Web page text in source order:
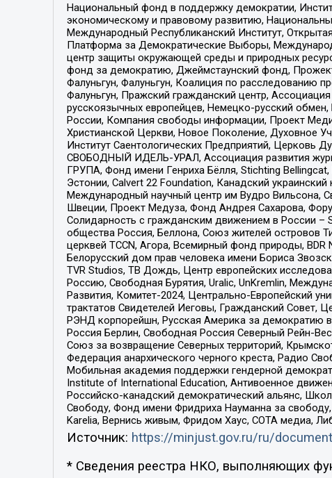
Национальный фонд в поддержку демократии,
экономическому и правовому развитию,
Международный Республиканский Институт,
Платформа за Демократические Выборы,
центр защиты окружающей среды и природных
фонд за демократию, Джеймстаунский фонд,
Фалуньгун, Фалуньгун, Коалиция по расследованию
Фалуньгун, Пражский гражданский центр,
русскоязычных европейцев, Немецко-русский
России, Компания свободы информации, Проект
Христианской Церкви, Новое Поколение, Духовное
Институт Саентологических Предприятий, Церковь
СВОБОДНЫЙ ИДЕЛЬ-УРАЛ, Ассоциация развития
ГРУПА, Фонд имени Генриха Бёлля, Stichting
Эстонии, Calvert 22 Foundation, Канадский
Международный научный центр им Вудро Вильсона,
Швеции, Проект Медуза, Фонд Андрея Сахарова,
Солидарность с гражданским движением в России –
общества Россия, Беллона, Союз жителей островов
церквей TCCN, Агора, Всемирный фонд природы,
Белорусский дом прав человека имени Бориса
TVR Studios, ТВ Дождь, Центр европейских
Россию, Свободная Бурятия, Uralic, UnKremlin,
Развития, Комитет-2024, Центрально-Европейский
трактатов Свидетелей Иеговы, Гражданский Совет,
РЭНД корпорейшн, Русская Америка за демократию
Россия Берлин, Свободная Россия Северный Рейн-
Союз за возвращение Северных территорий,
Федерация анархического черного креста, Радио
Мобильная академия поддержки гендерной
Institute of International Education, Антивоенное
Российско-канадский демократический альянс,
Свободу, Фонд имени Фридриха Науманна за
Karelia, Вернись живым, Фридом Хаус, СОТА медиа,
Источник: https://minjust.gov.ru/ru/
* Сведения реестра НКО, выполняющих